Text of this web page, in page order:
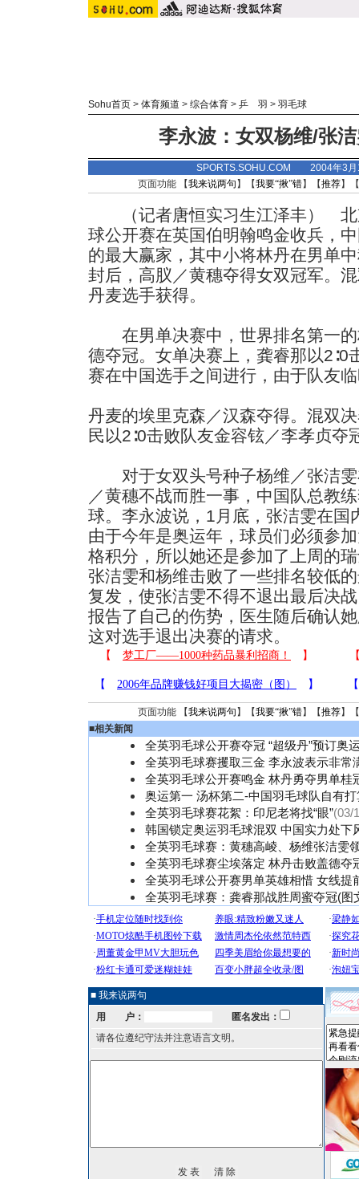
Sohu首页 > 体育频道 > 综合体育 > 乒 羽 > 羽毛球
李永波：女双杨维/张
SPORTS.SOHU.COM 2004年3
页面功能 【我来说两句 】【我要“揪”错】【推荐】
（记者唐恒实习生江泽丰） 北
球公开赛在英国伯明翰鸣金收兵，
的最大赢家，其中小将林丹在男单
封后，高肞／黄穗夺得女双冠军。
丹麦选手获得。
在男单决赛中，世界排名第一的
德夺冠。女单决赛上，龚睿那以2∶0
赛在中国选手之间进行，由于队友
丹麦的埃里克森／汉森夺得。混双
民以2∶0击败队友金容铉／李孝贞夺
对于女双头号种子杨维／张洁雯
／黄穗不战而胜一事，中国队总教
球。李永波说，1月底，张洁雯在国
由于今年是奥运年，球员们必须参
格积分，所以她还是参加了上周的
张洁雯和杨维击败了一些排名较低
复发，使张洁雯不得不退出最后决
报告了自己的伤势，医生随后确认
这对选手退出决赛的请求。
页面功能 【我来说两句 】【我要“揪”错】【推荐】
■相关新闻
全英羽毛球公开赛夺冠 “超级丹”预订奥
全英羽毛球赛攫取三金 李永波表示非常
全英羽毛球公开赛鸣金 林丹勇夺男单桂
奥运第一 汤杯第二-中国羽毛球队自有打
全英羽毛球赛花絮：印尼老将找“眼”(03/
韩国锁定奥运羽毛球混双 中国实力处下
全英羽毛球赛：黄穗高崚、杨维张洁雯
全英羽毛球赛尘埃落定 林丹击败盖德夺
全英羽毛球公开赛男单英雄相惜 女线提
全英羽毛球赛：龚睿那战胜周蜜夺冠(图
■ 我来说两句
用 户：
匿名发出：
请各位遵纪守法并注意语言文明。